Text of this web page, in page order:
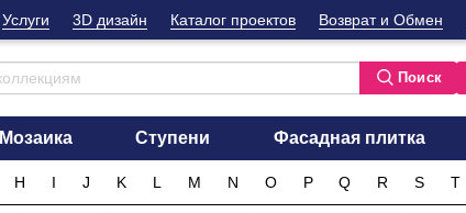
Услуги 3D дизайн Каталог проектов Возврат и Обмен
Поиск
Мозаика Ступени Фасадная плитка
H I J K L M N O P Q R S T